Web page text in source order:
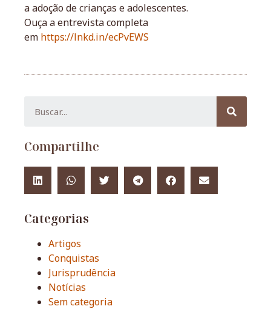
a adoção de crianças e adolescentes.
Ouça a entrevista completa
em https://lnkd.in/ecPvEWS
Compartilhe
Categorias
Artigos
Conquistas
Jurisprudência
Notícias
Sem categoria